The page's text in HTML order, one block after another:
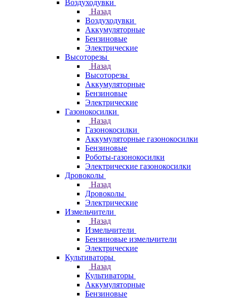
Воздуходувки
Назад
Воздуходувки
Аккумуляторные
Бензиновые
Электрические
Высоторезы
Назад
Высоторезы
Аккумуляторные
Бензиновые
Электрические
Газонокосилки
Назад
Газонокосилки
Аккумуляторные газонокосилки
Бензиновые
Роботы-газонокосилки
Электрические газонокосилки
Дровоколы
Назад
Дровоколы
Электрические
Измельчители
Назад
Измельчители
Бензиновые измельчители
Электрические
Культиваторы
Назад
Культиваторы
Аккумуляторные
Бензиновые